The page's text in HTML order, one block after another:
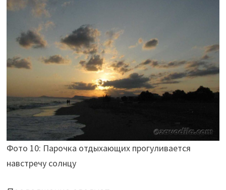
Фото 10: Парочка отдыхающих прогуливается
навстречу солнцу